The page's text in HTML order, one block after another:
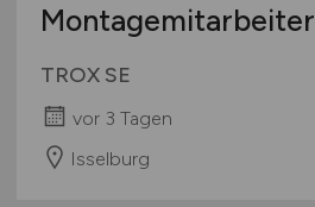
Montagemitarbeiter
TROX SE
vor 3 Tagen
Isselburg